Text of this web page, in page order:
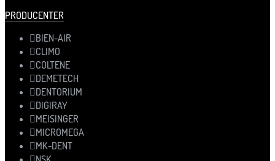
PRODUCENTER
BIEN-AIR
CLIMO
COLTENE
DEMETECH
DENTORIUM
DIGIRAY
MEISINGER
MICROMEGA
MK-DENT